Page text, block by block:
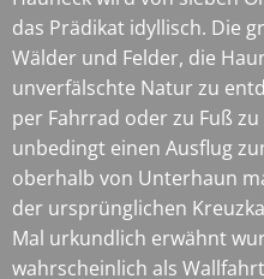
das Prädikat idyllisch. Die
Wälder und Felder, die
unverfälschte Natur zu
per Fahrrad oder zu Fuß
unbedingt einen Ausflug
oberhalb von Unterhaun
der ursprünglichen
Mal urkundlich erwähnt
wahrscheinlich als